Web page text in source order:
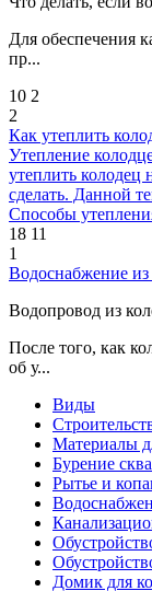
Для обеспечения
пр...
10 2
2
Как утеплить
Утепление
утеплить колодец
сделать. Данной
Способы
18 11
1
Водоснабжение
Водопровод из
После того, как
об у...
Виды
Материалы
Бурение
Рытье и
Домик для